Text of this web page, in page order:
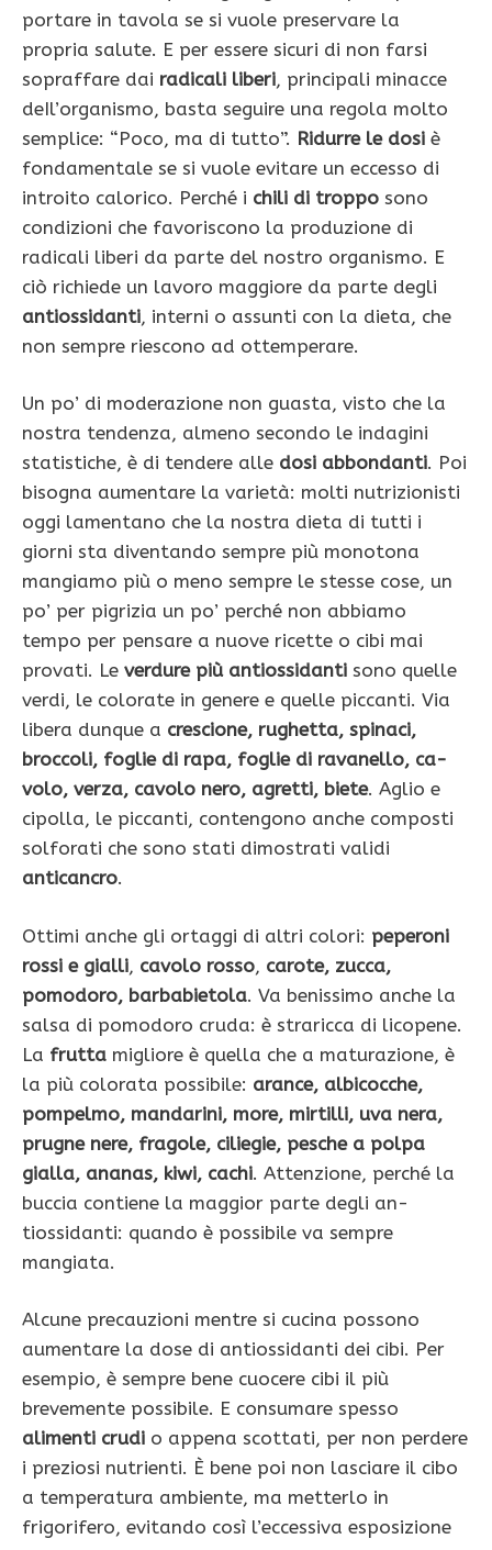
por­tare in tavola se si vuole preservare la
propria salute. E per essere sicuri di non farsi
sopraffare dai radicali liberi, principali minacce
deIl’organismo, basta seguire una regola molto
semplice: “Poco, ma di tutto”. Ridurre le dosi è
fondamentale se si vuole evitare un eccesso di
introito calorico. Perché i chili di troppo sono
condizioni che favoriscono la produzione di
radicali liberi da parte del nostro organismo. E
ciò richiede un lavoro maggiore da parte degli
antiossidanti, interni o assunti con la dieta, che
non sempre riescono ad ottemperare.
Un po’ di moderazione non guasta, visto che la
nostra tendenza, almeno secondo le indagini
stati­stiche, è di tendere alle dosi abbondanti. Poi
bisogna aumentare la varietà: molti nutrizionisti
oggi la­mentano che la nostra dieta di tutti i
giorni sta diventando sempre più monotona
mangia­mo più o meno sempre le stes­se cose, un
po’ per pigrizia un po’ perché non abbiamo
tempo per pensare a nuove ri­cette o cibi mai
provati. Le verdure più antiossidanti sono quelle
verdi, le colorate in genere e quelle piccanti. Via
li­bera dunque a crescione, ru­ghetta, spinaci,
broccoli, foglie di rapa, foglie di ravanello, ca­
volo, verza, cavolo nero, agretti, biete. Aglio e
cipolla, le piccan­ti, contengono anche composti
solforati che sono stati dimo­strati validi
anticancro.
Ottimi anche gli ortaggi di altri colori: peperoni
rossi e gialli, cavolo rosso, carote, zucca,
pomodo­ro, barbabietola. Va benissimo anche la
salsa di pomodoro cruda: è straricca di licopene.
La frutta migliore è quella che a maturazione, è
la più colorata possibile: arance, albicocche,
pompelmo, mandarini, more, mirtilli, uva nera,
prugne nere, fragole, ciliegie, pesche a polpa
gialla, ananas, kiwi, cachi. At­tenzione, perché la
buccia con­tiene la maggior parte degli an­
tiossidanti: quando è possibile va sempre
mangiata.
Alcune precauzioni mentre si cucina possono
aumentare la dose di antiossidanti dei cibi. Per
esempio, è sempre bene cuocere cibi il più
brevemen­te possibi­le. E consu­mare spesso
alimenti crudi o appena scottati, per non perdere
i preziosi nutrienti. È bene poi non lasciare il cibo
a temperatura ambiente, ma met­terlo in
frigorifero, evitando così l’eccessiva esposizione